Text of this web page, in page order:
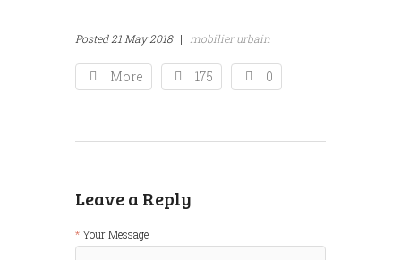
Posted21 May 2018 | mobilier urbain
More 175 0
Leave a Reply
Your Message